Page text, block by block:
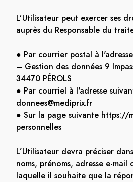
L’Utilisateur peut exercer ses
auprès du Responsable du
● Par courrier postal à
– Gestion des données 9
34470 PÉROLS
● Par courriel à l'adresse
donnees@mediprix.fr
● Sur la page suivante https://
personnelles
L’Utilisateur devra préciser
noms, prénoms, adresse e-mail
laquelle il souhaite que la